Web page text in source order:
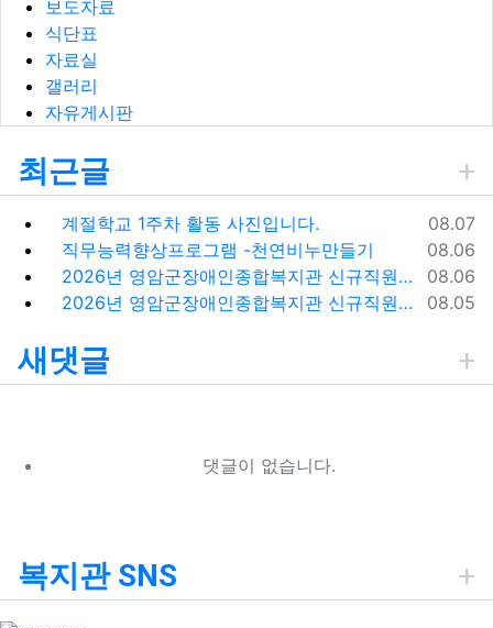
보도자료
식단표
자료실
갤러리
자유게시판
최근글
등록일
08.07
계절학교 1주차 활동 사진입니다.
등록일
08.06
직무능력향상프로그램 -천연비누만들기
등록일
08.06
2026년 영암군장애인종합복지관 신규직원(팀원) 채용 재공고
등록일
08.05
2026년 영암군장애인종합복지관 신규직원(팀원) 채용 재공고 결과
새댓글
댓글이 없습니다.
복지관 SNS